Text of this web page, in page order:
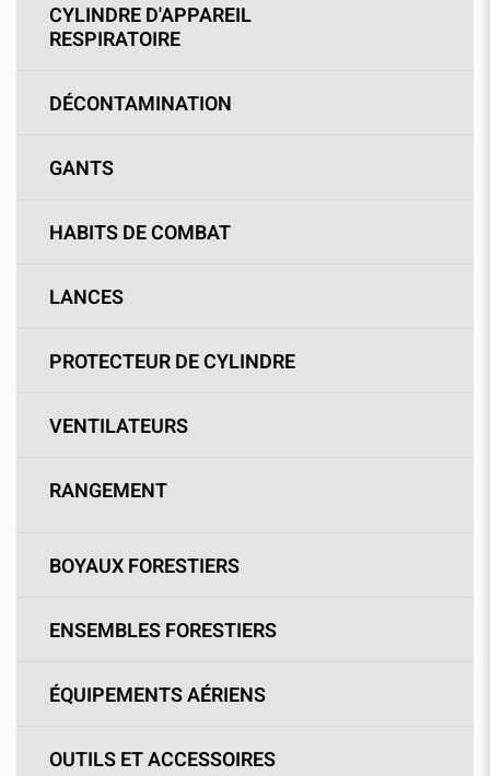
CYLINDRE D'APPAREIL
RESPIRATOIRE
DÉCONTAMINATION
GANTS
HABITS DE COMBAT
LANCES
PROTECTEUR DE CYLINDRE
VENTILATEURS
RANGEMENT
BOYAUX FORESTIERS
ENSEMBLES FORESTIERS
ÉQUIPEMENTS AÉRIENS
OUTILS ET ACCESSOIRES